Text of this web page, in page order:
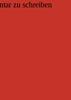
zu schreiben